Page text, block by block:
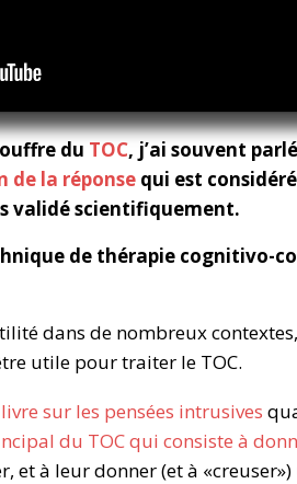
du TOC, j’ai souvent
de la réponse qui est
validé scientifiquement.
de thérapie cognitivo-
dans de nombreux
utile pour traiter le TOC.
livre sur les pensées intrusives
du TOC qui consiste à
et à leur donner (et à